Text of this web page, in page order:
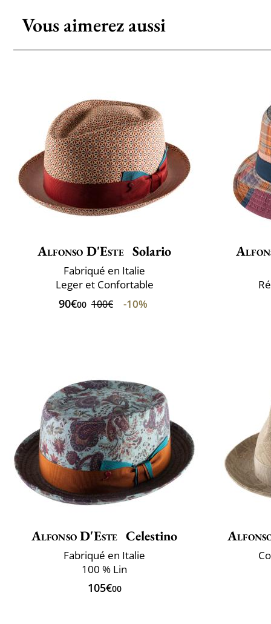
Vous aimerez aussi
Alfonso D'Este Solario
Fabriqué en Italie
Leger et Confortable
90€00 100€ -10%
Alfonso D'Este Celestino
Fabriqué en Italie
100 % Lin
105€00